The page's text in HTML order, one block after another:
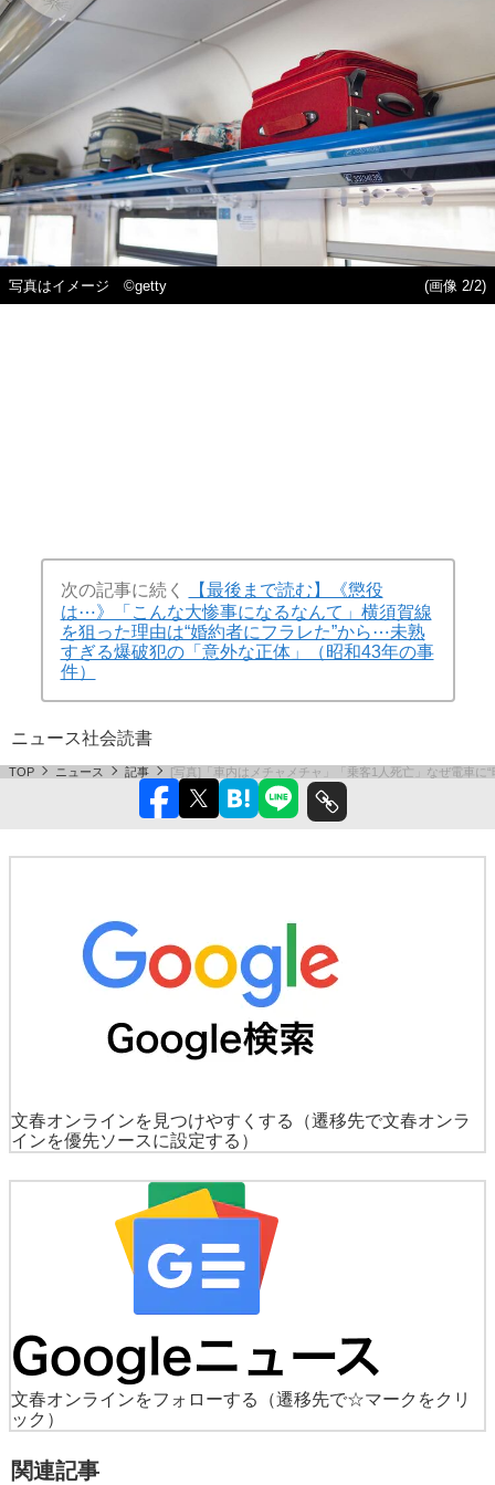
写真はイメージ ©getty (画像 2/2)
次の記事に続く
【最後まで読む】《懲役
は⋯》「こんな大惨事になるなんて」横須賀線
を狙った理由は“婚約者にフラレた”から⋯未熟
すぎる爆破犯の「意外な正体」（昭和43年の事
件）
ニュース社会読書
TOP ニュース 記事 [写真]「車内はメチャメチャ」「乗客1人死亡」なぜ電車
文春オンラインを見つけやすくする
（遷移先で文春オンラ
インを優先ソースに設定する）
文春オンラインをフォローする
（遷移先で☆マークをクリ
ック）
関連記事